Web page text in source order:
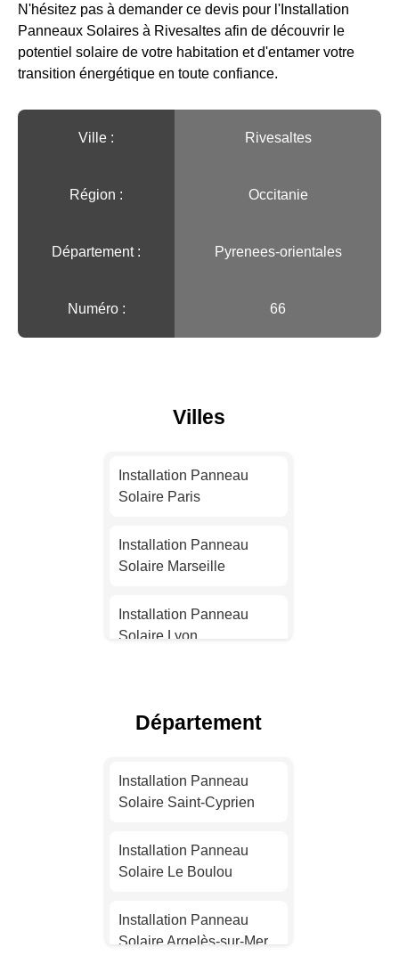
N'hésitez pas à demander ce devis pour l'Installation
Panneaux Solaires à Rivesaltes afin de découvrir le
potentiel solaire de votre habitation et d'entamer votre
transition énergétique en toute confiance.
Ville :️ Rivesaltes
Région :️ Occitanie
Département : Pyrenees-orientales
Numéro : 66
Villes
Installation Panneau
Solaire Paris
Installation Panneau
Solaire Marseille
Installation Panneau
Solaire Lyon
Solaire Nice
Solaire Nantes
Solaire Strasbourg
Département
Installation Panneau
Solaire Saint-Cyprien
Installation Panneau
Solaire Le Boulou
Installation Panneau
Solaire Argelès-sur-Mer